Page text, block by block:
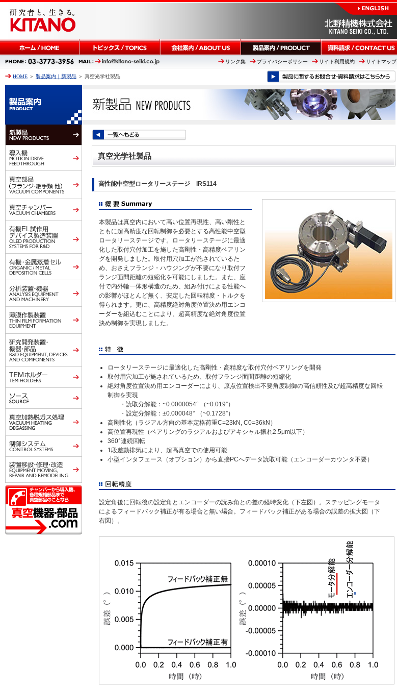
リンク集 プライバシーポリシー サイト利用規約 サイトマップ
HOME ＞ 製品案内｜新製品 ＞ 真空光学社製品
真空光学社製品
高性能中空型ロータリーステージ iRS114
本製品は真空内において高い位置再現性、高い剛性と
ともに超高精度な回転制御を必要とする高性能中空型
ロータリーステージです。ロータリーステージに最適
化した取付穴付加工を施した高剛性・高精度ベアリン
グを開発しました。取付用穴加工が施されているた
め、おさえフランジ・ハウジングが不要になり取付フ
ランジ面間距離の短縮化を可能にしました。また、座
付で内外輪一体形構造のため、組み付けによる性能へ
の影響がほとんど無く、安定した回転精度・トルクを
得られます。更に、高精度絶対角度位置決め用エンコ
ーダーを組込むことにより、超高精度な絶対角度位置
決め制御を実現しました。
ロータリーステージに最適化した高剛性・高精度な取付穴付ベアリングを開発
取付用穴加工が施されているため、取付フランジ面間距離の短縮化
絶対角度位置決め用エンコーダーにより、原点位置検出不要角度制御の高信頼性及び超高精度な回転
制御を実現
・読取分解能：~0.0000054° （~0.019”）
・設定分解能：±0.000048° （~0.1728”）
高剛性化（ラジアル方向の基本定格荷重C=23kN, C0=36kN）
高位置再現性（ベアリングのラジアルおよびアキシャル振れ2.5μm以下）
360°連続回転
1段差動排気により、超高真空での使用可能
小型インタフェース（オプション）から直接PCへデータ読取可能（エンコーダーカウンタ不要）
設定角後に回転後の設定角とエンコーダーの読み角との差の経時変化（下左図）。ステッピングモータ
によるフィードバック補正が有る場合と無い場合。フィードバック補正がある場合の誤差の拡大図（下
右図）。